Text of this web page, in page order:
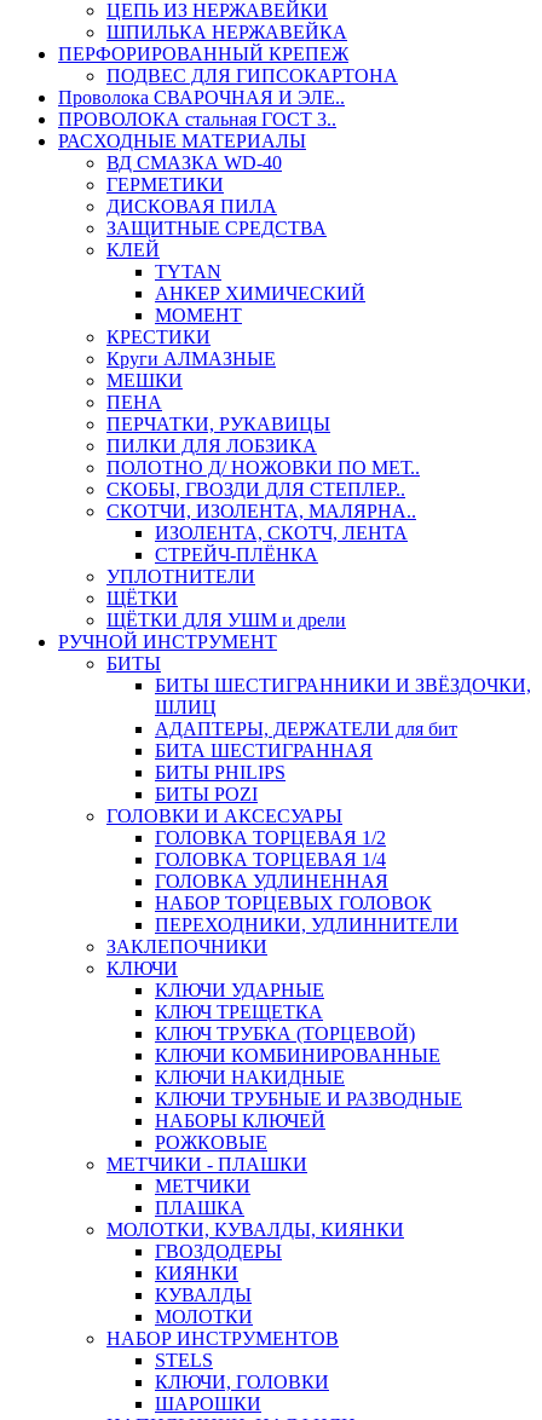
ЦЕПЬ ИЗ НЕРЖАВЕЙКИ
ШПИЛЬКА НЕРЖАВЕЙКА
ПЕРФОРИРОВАННЫЙ КРЕПЕЖ
ПОДВЕС ДЛЯ ГИПСОКАРТОНА
Проволока СВАРОЧНАЯ И ЭЛЕ..
ПРОВОЛОКА стальная ГОСТ 3..
РАСХОДНЫЕ МАТЕРИАЛЫ
ВД СМАЗКА WD-40
ГЕРМЕТИКИ
ДИСКОВАЯ ПИЛА
ЗАЩИТНЫЕ СРЕДСТВА
КЛЕЙ
TYTAN
АНКЕР ХИМИЧЕСКИЙ
МОМЕНТ
КРЕСТИКИ
Круги АЛМАЗНЫЕ
МЕШКИ
ПЕНА
ПЕРЧАТКИ, РУКАВИЦЫ
ПИЛКИ ДЛЯ ЛОБЗИКА
ПОЛОТНО Д/ НОЖОВКИ ПО МЕТ..
СКОБЫ, ГВОЗДИ ДЛЯ СТЕПЛЕР..
СКОТЧИ, ИЗОЛЕНТА, МАЛЯРНА..
ИЗОЛЕНТА, СКОТЧ, ЛЕНТА
СТРЕЙЧ-ПЛЁНКА
УПЛОТНИТЕЛИ
ЩЁТКИ
ЩЁТКИ ДЛЯ УШМ и дрели
РУЧНОЙ ИНСТРУМЕНТ
БИТЫ
БИТЫ ШЕСТИГРАННИКИ И ЗВЁЗДОЧКИ,
ШЛИЦ
АДАПТЕРЫ, ДЕРЖАТЕЛИ для бит
БИТА ШЕСТИГРАННАЯ
БИТЫ PHILIPS
БИТЫ POZI
ГОЛОВКИ И АКСЕСУАРЫ
ГОЛОВКА ТОРЦЕВАЯ 1/2
ГОЛОВКА ТОРЦЕВАЯ 1/4
ГОЛОВКА УДЛИНЕННАЯ
НАБОР ТОРЦЕВЫХ ГОЛОВОК
ПЕРЕХОДНИКИ, УДЛИННИТЕЛИ
ЗАКЛЕПОЧНИКИ
КЛЮЧИ
КЛЮЧИ УДАРНЫЕ
КЛЮЧ ТРЕЩЕТКА
КЛЮЧ ТРУБКА (ТОРЦЕВОЙ)
КЛЮЧИ КОМБИНИРОВАННЫЕ
КЛЮЧИ НАКИДНЫЕ
КЛЮЧИ ТРУБНЫЕ И РАЗВОДНЫЕ
НАБОРЫ КЛЮЧЕЙ
РОЖКОВЫЕ
МЕТЧИКИ - ПЛАШКИ
МЕТЧИКИ
ПЛАШКА
МОЛОТКИ, КУВАЛДЫ, КИЯНКИ
ГВОЗДОДЕРЫ
КИЯНКИ
КУВАЛДЫ
МОЛОТКИ
НАБОР ИНСТРУМЕНТОВ
STELS
КЛЮЧИ, ГОЛОВКИ
ШАРОШКИ